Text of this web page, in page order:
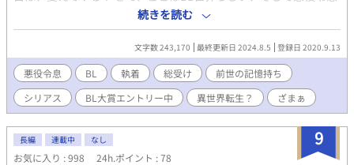
の俺！何とか無事に乗り切るには！？ ＊小説初心者ですが、2
冊同時に書いている為3冊イケるのでは？と、文才も表現力も無い
のに、無謀な事をしました。 ＊誤字脱字ありましたら、申し訳ご
ざいません！ ＊こちら、同時2冊のネタに悩んだ、ほんの隙間で
書いて行くつもりです。作者的に難しい内容なので、更新頻繁で
は無いかも…ただ、もし、もしも、面白そう！って思ってくれた
人いたら…頑張っちゃいます！！ ＊R 18あります！苦手な方は
ご注意を！ このストーリー、主人公女版でＴＬにしてみようかと
模索中です！ 2021年1月7日、友人、U様にイラスト描いてもらい
ました！！(*^◯^*) ありがとうございます！！
続きを読む
文字数 243,170 最終更新日 2024.8.5 登録日 2020.9.13
悪役令息 BL 執着 総受け
前世の記憶持ち
シリアス
BL大賞エントリー中 異世界転生？ ざまぁ
9
長編 連載中 なし
お気に入り : 998 24h.ポイント : 78